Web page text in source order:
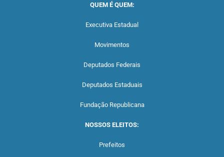
QUEM É QUEM:
Executiva Estadual
Movimentos
Deputados Federais
Deputados Estaduais
Fundação Republicana
NOSSOS ELEITOS:
Prefeitos